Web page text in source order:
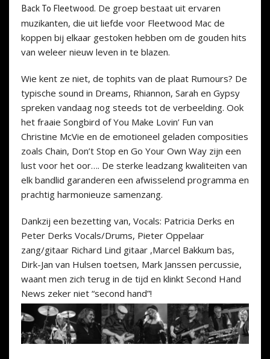
Back To Fleetwood. De groep bestaat uit ervaren
muzikanten, die uit liefde voor Fleetwood Mac de
koppen bij elkaar gestoken hebben om de gouden hits
van weleer nieuw leven in te blazen.
Wie kent ze niet, de tophits van de plaat Rumours? De
typische sound in Dreams, Rhiannon, Sarah en Gypsy
spreken vandaag nog steeds tot de verbeelding. Ook
het fraaie Songbird of You Make Lovin’ Fun van
Christine McVie en de emotioneel geladen composities
zoals Chain, Don’t Stop en Go Your Own Way zijn een
lust voor het oor…. De sterke leadzang kwaliteiten van
elk bandlid garanderen een afwisselend programma en
prachtig harmonieuze samenzang.
Dankzij een bezetting van, Vocals: Patricia Derks en
Peter Derks Vocals/Drums, Pieter Oppelaar
zang/gitaar Richard Lind gitaar ,Marcel Bakkum bas,
Dirk-Jan van Hulsen toetsen, Mark Janssen percussie,
waant men zich terug in de tijd en klinkt Second Hand
News zeker niet “second hand”!